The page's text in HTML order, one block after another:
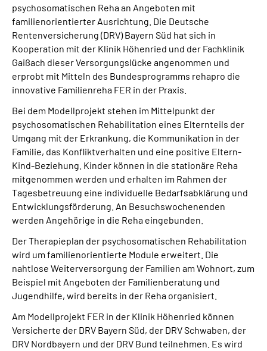
psychosomatischen Reha an Angeboten mit
familienorientierter Ausrichtung. Die Deutsche
Rentenversicherung (DRV) Bayern Süd hat sich in
Kooperation mit der Klinik Höhenried und der Fachklinik
Gaißach dieser Versorgungslücke angenommen und
erprobt mit Mitteln des Bundesprogramms rehapro die
innovative Familienreha FER in der Praxis.
Bei dem Modellprojekt stehen im Mittelpunkt der
psychosomatischen Rehabilitation eines Elternteils der
Umgang mit der Erkrankung, die Kommunikation in der
Familie, das Konfliktverhalten und eine positive Eltern-
Kind-Beziehung. Kinder können in die stationäre Reha
mitgenommen werden und erhalten im Rahmen der
Tagesbetreuung eine individuelle Bedarfsabklärung und
Entwicklungsförderung. An Besuchswochenenden
werden Angehörige in die Reha eingebunden.
Der Therapieplan der psychosomatischen Rehabilitation
wird um familienorientierte Module erweitert. Die
nahtlose Weiterversorgung der Familien am Wohnort, zum
Beispiel mit Angeboten der Familienberatung und
Jugendhilfe, wird bereits in der Reha organisiert.
Am Modellprojekt FER in der Klinik Höhenried können
Versicherte der DRV Bayern Süd, der DRV Schwaben, der
DRV Nordbayern und der DRV Bund teilnehmen. Es wird